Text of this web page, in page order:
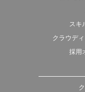
スキ
クラウデ
採用